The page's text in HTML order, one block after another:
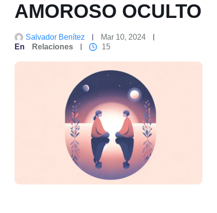
AMOROSO OCULTO
Salvador Benítez
Mar 10, 2024
En
Relaciones 15